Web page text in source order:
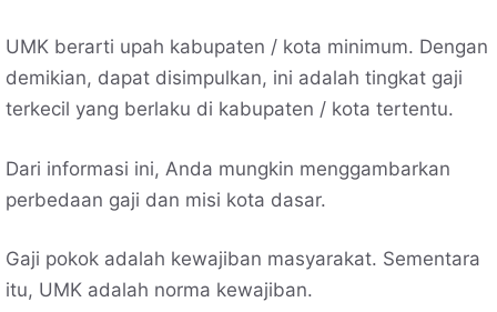
UMK berarti upah kabupaten / kota minimum. Dengan
demikian, dapat disimpulkan, ini adalah tingkat gaji
terkecil yang berlaku di kabupaten / kota tertentu.
Dari informasi ini, Anda mungkin menggambarkan
perbedaan gaji dan misi kota dasar.
Gaji pokok adalah kewajiban masyarakat. Sementara
itu, UMK adalah norma kewajiban.